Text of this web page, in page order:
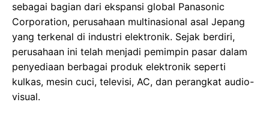
sebagai bagian dari ekspansi global Panasonic
Corporation, perusahaan multinasional asal Jepang
yang terkenal di industri elektronik. Sejak berdiri,
perusahaan ini telah menjadi pemimpin pasar dalam
penyediaan berbagai produk elektronik seperti
kulkas, mesin cuci, televisi, AC, dan perangkat audio-
visual.